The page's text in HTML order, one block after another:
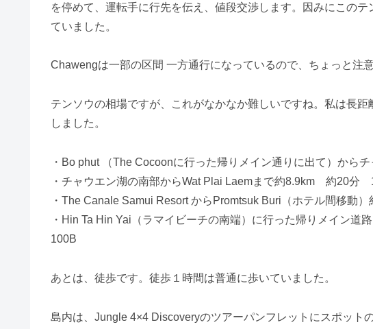
を停めて、運転手に行先を伝え、値段交渉します。因みにこの
ていました。
Chawengは一部の区間 一方通行になっているので、ちょっと注
テンソウの相場ですが、これがなかなか難しいですね。私は長
しました。
・Bo phut （The Cocoonに行った帰りメイン通りに出て）から
・チャウエン湖の南部からWat Plai Laemまで約8.9km 約20分
・The Canale Samui Resort からPromtsuk Buri（ホテル間移動
・Hin Ta Hin Yai（ラマイビーチの南端）に行った帰りメイン
100B
あとは、徒歩です。徒歩１時間は普通に歩いていました。
島内は、Jungle 4×4 Discoveryのツアーパンフレットにスポット